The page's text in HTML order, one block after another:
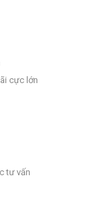
cực lớn
tư vấn